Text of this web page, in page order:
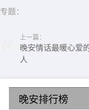
4、乖乖，你看那月牙
天一睁眼就有蜜糖般的
5、捕几只萤火虫的光
入睡，亲爱的，晚安。
专题：
上一篇：
晚安情话最暖心爱
人
晚安排行榜